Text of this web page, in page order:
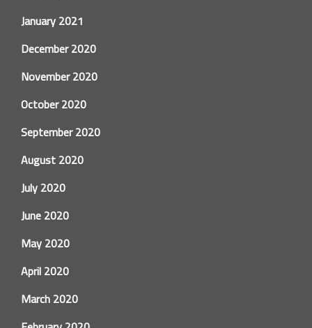
January 2021
December 2020
November 2020
October 2020
September 2020
August 2020
July 2020
June 2020
May 2020
April 2020
March 2020